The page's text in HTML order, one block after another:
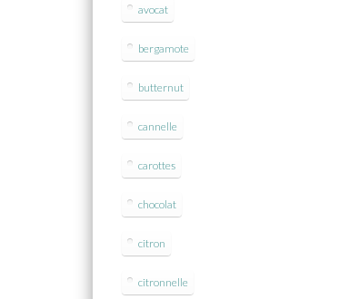
avocat
bergamote
butternut
cannelle
carottes
chocolat
citron
citronnelle